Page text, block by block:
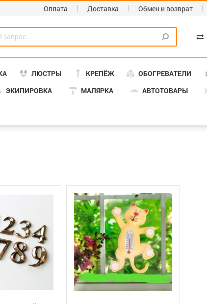
Оплата Доставка Обмен и возврат
ЛЮСТРЫ КРЕПЁЖ ОБОГРЕВАТЕЛИ
ЭКИПИРОВКА МАЛЯРКА АВТОТОВАРЫ